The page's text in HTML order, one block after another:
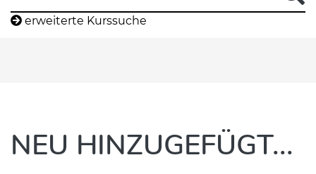
erweiterte Kurssuche
NEU HINZUGEFÜGT...